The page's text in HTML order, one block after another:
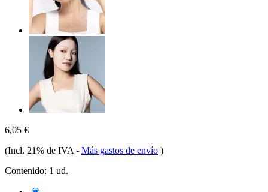
6,05 €
(Incl. 21% de IVA - Más gastos de envío )
Contenido: 1 ud.